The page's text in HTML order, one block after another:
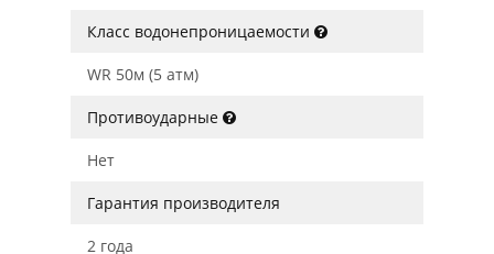
Класс водонепроницаемости
WR 50м (5 атм)
Противоударные
Нет
Гарантия производителя
2 года